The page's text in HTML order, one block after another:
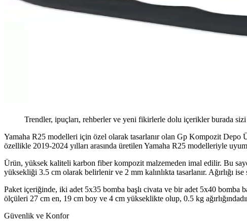
Trendler, ipuçları, rehberler ve yeni fikirlerle dolu içerikler burada
Yamaha R25 modelleri için özel olarak tasarlanır olan Gp Kompozit Depo
özellikle 2019-2024 yılları arasında üretilen Yamaha R25 modelleriyle
Ürün, yüksek kaliteli karbon fiber kompozit malzemeden imal edilir. Bu
yüksekliği 3.5 cm olarak belirlenir ve 2 mm kalınlıkta tasarlanır. Ağırlığı
Paket içeriğinde, iki adet 5x35 bomba başlı civata ve bir adet 5x40 bomba
ölçüleri 27 cm en, 19 cm boy ve 4 cm yükseklikte olup, 0.5 kg
Güvenlik ve Konfor